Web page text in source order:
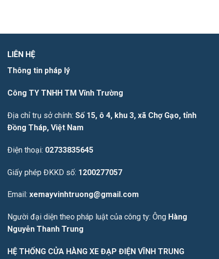
LIÊN HỆ
Thông tin pháp lý
Công TY TNHH TM Vĩnh Trường
Địa chỉ trụ sở chính: Số 15, ô 4, khu 3, xã Chợ Gạo, tỉnh
Đồng Tháp, Việt Nam
Điện thoại: 02733835645
Giấy phép ĐKKD số: 1200277057
Email: xemayvinhtruong@gmail.com
Người đại diện theo pháp luật của công ty: Ông Hàng
Nguyễn Thanh Trung
HỆ THỐNG CỬA HÀNG XE ĐẠP ĐIỆN VĨNH TRUNG